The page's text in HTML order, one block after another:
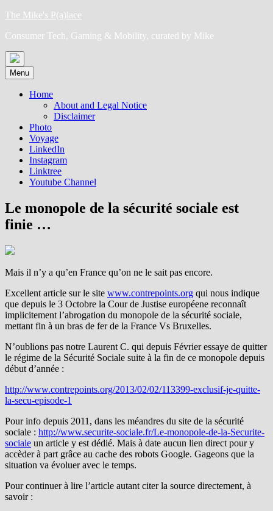
Skip
content
The Mike's P(a)lace
Consumer Tech, Gaming & Mobility, curated by Mike
Menu
Home
About and Legal Notice
Disclaimer
Photo
Voyage
LinkedIn
Instagram
Linktree
Youtube Channel
Le monopole de la sécurité sociale est
finie …
Mais il n’y a qu’en France qu’on ne le sait pas encore.
Excellent article sur le site www.contrepoints.org qui nous indique
que depuis le 3 Octobre la Cour de Justise européene reconnaît
implicitement l’abrogation du monopole de la sécurité sociale,
mettant fin à un bras de fer de la France Vs Bruxelles.
N’oublions pas notre Laurent C. qui depuis Février essaye de quitter
le régime de la Sécurité Sociale suite à la fin de ce monopole depuis
début d’année :
http://www.contrepoints.org/2013/02/02/113399-exclusif-je-quitte-
la-secu-episode-1
Pour info depuis 2011, dans les méandres du site de la sécurité
sociale : http://www.securite-sociale.fr/Le-monopole-de-la-Securite-
sociale un article y est dédié. Mais à date aucun lien direct pour y
accèder à part grâce au cache des robots Google. Gageons que la
situation va évoluer avec le temps.
Pour continuer à lire l’article autant citer la source directement, à
savoir :